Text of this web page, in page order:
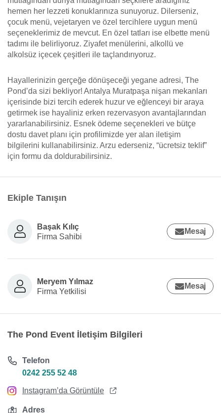
hemen her lezzeti konuklarınıza sunuyoruz. Dilerseniz,
çocuk menü, vejetaryen ve özel tercihlere uygun menü
seçeneklerimiz de mevcut. En özel tatları ise elbette menü
tadımı ile belirliyoruz. Ziyafet menülerini, alkollü ve
alkolsüz içecek çeşitleri ile taçlandırıyoruz.
Hayallerinizin gerçeğe dönüşeceği yegane adresi, The
Pond’da sizi bekliyor! Antalya Muratpaşa nişan mekanları
içerisinde bizi tercih ederek huzur ve eğlenceyi bir araya
getirmek ise hayaliniz erken rezervasyon avantajlarından
yararlanabilirsiniz. Esnek ödeme seçenekleri ve bütçe
dostu davet planı için profilimizde yer alan iletişim
bilgilerini kullanabilirsiniz. Arzu ederseniz, “ücretsiz teklif”
için formu da doldurabilirsiniz.
Ekiple Tanışın
Başak Kılıç
Firma Sahibi
Mesaj
Meryem Yılmaz
Firma Yetkilisi
Mesaj
The Pond Event İletişim Bilgileri
Telefon
0242 255 52 48
Instagram’da Görüntüle
Adres